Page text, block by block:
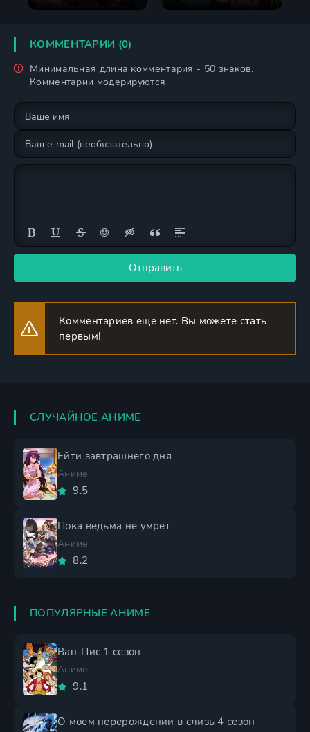
КОММЕНТАРИИ (0)
Минимальная длина комментария - 50 знаков.
Комментарии модерируются
Отправить
Комментариев еще нет. Вы можете стать
первым!
СЛУЧАЙНОЕ АНИМЕ
Ёйти завтрашнего дня
Аниме
9.5
Пока ведьма не умрёт
Аниме
8.2
ПОПУЛЯРНЫЕ АНИМЕ
Ван-Пис 1 сезон
Аниме
9.1
О моем перерождении в слизь 4 сезон